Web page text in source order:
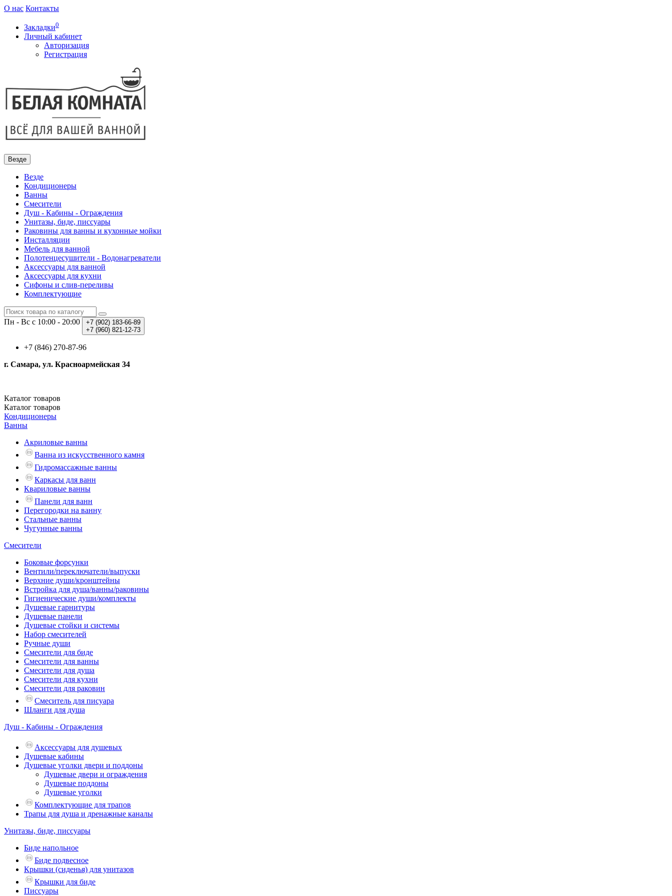
О нас Контакты
Закладки0
Личный кабинет
Авторизация
Регистрация
Везде
Везде
Кондиционеры
Ванны
Смесители
Душ - Кабины - Ограждения
Унитазы, биде, писсуары
Раковины для ванны и кухонные мойки
Инсталляции
Мебель для ванной
Полотенцесушители - Водонагреватели
Аксессуары для ванной
Аксессуары для кухни
Сифоны и слив-переливы
Комплектующие
Пн - Вс с 10:00 - 20:00 +7 (902) 183-66-89
+7 (960) 821-12-73
+7 (846) 270-87-96
г. Самара, ул. Красноармейская 34
Каталог товаров
Каталог товаров
Кондиционеры
Ванны
Акриловые ванны
Ванна из искусственного камня
Гидромассажные ванны
Каркасы для ванн
Квариловые ванны
Панели для ванн
Перегородки на ванну
Стальные ванны
Чугунные ванны
Смесители
Боковые форсунки
Вентили/переключатели/выпуски
Верхние души/кронштейны
Встройка для душа/ванны/раковины
Гигиенические души/комплекты
Душевые гарнитуры
Душевые панели
Душевые стойки и системы
Набор смесителей
Ручные души
Смесители для биде
Смесители для ванны
Смесители для душа
Смесители для кухни
Смесители для раковин
Смеситель для писуара
Шланги для душа
Душ - Кабины - Ограждения
Аксессуары для душевых
Душевые кабины
Душевые уголки двери и поддоны
Душевые двери и ограждения
Душевые поддоны
Душевые уголки
Комплектующие для трапов
Трапы для душа и дренажные каналы
Унитазы, биде, писсуары
Биде напольное
Биде подвесное
Крышки (сиденья) для унитазов
Крышки для биде
Писсуары